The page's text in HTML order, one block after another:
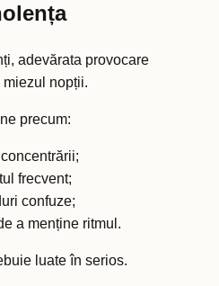
adevărata provocare
nopții.
precum:
concentrării;
frecvent;
confuze;
a menține ritmul.
luate în serios.